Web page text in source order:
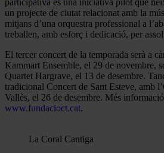
un projecte de ciutat relacionat amb la
mitjans d’una orquestra professional a
treballen, amb esforç i dedicació, per
El tercer concert de la temporada serà a
Kammart Ensemble, el 29 de novembre,
Quartet Hargrave, el 13 de desembre.
tradicional Concert de Sant Esteve, amb
Vallès, el 26 de desembre. Més
www.fundacioct.cat.
La Coral Cantiga